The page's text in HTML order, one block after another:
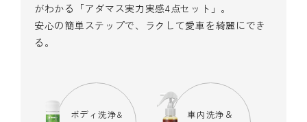
がわかる「アダマス実力実感4点セット」。
安心の簡単ステップで、ラクして愛車を綺麗にでき
る。
ボディ洗浄&
車内洗浄＆